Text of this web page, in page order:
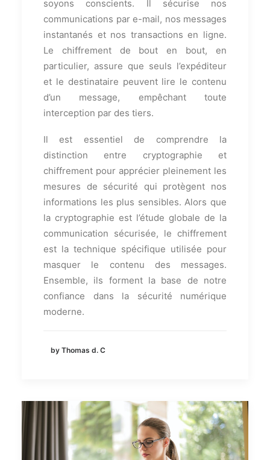
soyons conscients. Il sécurise nos
communications par e-mail, nos messages
instantanés et nos transactions en ligne.
Le chiffrement de bout en bout, en
particulier, assure que seuls l’expéditeur
et le destinataire peuvent lire le contenu
d’un message, empêchant toute
interception par des tiers.
Il est essentiel de comprendre la
distinction entre cryptographie et
chiffrement pour apprécier pleinement les
mesures de sécurité qui protègent nos
informations les plus sensibles. Alors que
la cryptographie est l’étude globale de la
communication sécurisée, le chiffrement
est la technique spécifique utilisée pour
masquer le contenu des messages.
Ensemble, ils forment la base de notre
confiance dans la sécurité numérique
moderne.
by Thomas d. C